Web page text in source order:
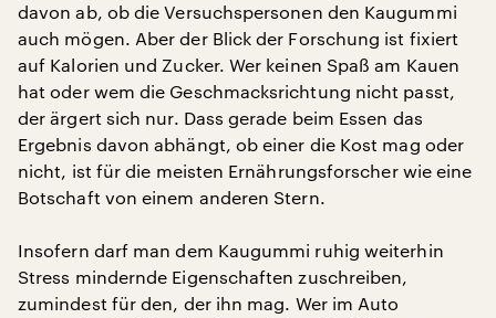
davon ab, ob die Versuchspersonen den Kaugummi
auch mögen. Aber der Blick der Forschung ist fixiert
auf Kalorien und Zucker. Wer keinen Spaß am Kauen
hat oder wem die Geschmacksrichtung nicht passt,
der ärgert sich nur. Dass gerade beim Essen das
Ergebnis davon abhängt, ob einer die Kost mag oder
nicht, ist für die meisten Ernährungsforscher wie eine
Botschaft von einem anderen Stern.
Insofern darf man dem Kaugummi ruhig weiterhin
Stress mindernde Eigenschaften zuschreiben,
zumindest für den, der ihn mag. Wer im Auto